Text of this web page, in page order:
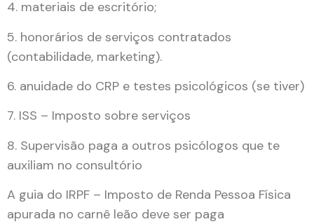
4. materiais de escritório;
5. honorários de serviços contratados
(contabilidade, marketing).
6. anuidade do CRP e testes psicológicos (se tiver)
7. ISS – Imposto sobre serviços
8. Supervisão paga a outros psicólogos que te
auxiliam no consultório
A guia do IRPF – Imposto de Renda Pessoa Física
apurada no carnê leão deve ser paga